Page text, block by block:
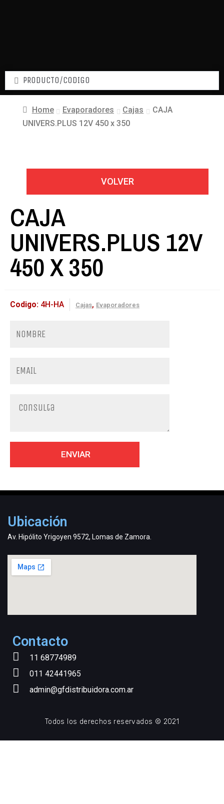
Home Evaporadores Cajas
CAJA
UNIVERS.PLUS 12V 450 x 350
VOLVER
CAJA
UNIVERS.PLUS 12V
450 X 350
Codigo: 4H-HA Cajas, Evaporadores
Ubicación
Av. Hipólito Yrigoyen 9572, Lomas de Zamora.
Contacto
11 68774989
011 42441965
admin@gfdistribuidora.com.ar
Todos los derechos reservados © 2021